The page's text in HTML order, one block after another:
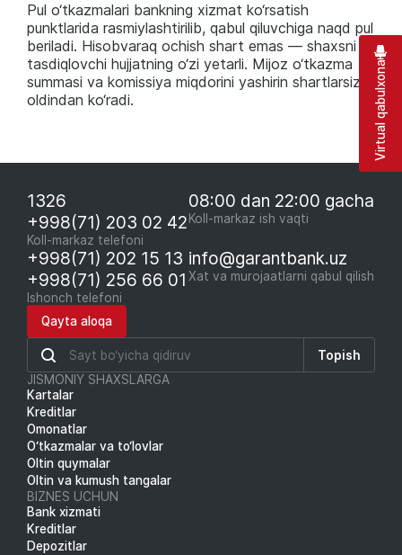
Pul o‘tkazmalari bankning xizmat ko‘rsatish
punktlarida rasmiylashtirilib, qabul qiluvchiga naqd pul
beriladi. Hisobvaraq ochish shart emas — shaxsni
tasdiqlovchi hujjatning o‘zi yetarli. Mijoz o‘tkazma
summasi va komissiya miqdorini yashirin shartlarsiz
oldindan ko‘radi.
1326
+998(71) 203 02 42
Koll-markaz telefoni
08:00 dan 22:00 gacha
Koll-markaz ish vaqti
+998(71) 202 15 13
+998(71) 256 66 01
Ishonch telefoni
info@garantbank.uz
Xat va murojaatlarni qabul qilish
Qayta aloqa
Topish
JISMONIY SHAXSLARGA
Kartalar
Kreditlar
Omonatlar
O‘tkazmalar va to‘lovlar
Oltin quymalar
Oltin va kumush tangalar
BIZNES UCHUN
Bank xizmati
Kreditlar
Depozitlar
Virtual qabulxona